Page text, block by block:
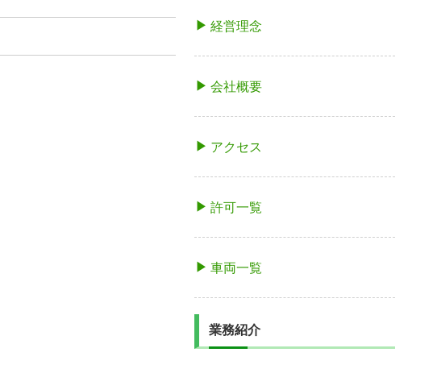
経営理念
会社概要
アクセス
許可一覧
車両一覧
業務紹介